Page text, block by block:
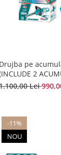
Drujba pe
2
Lei
-11%
NOU